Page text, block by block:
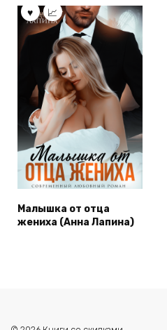
Малышка от отца
жениха (Анна Лапина)